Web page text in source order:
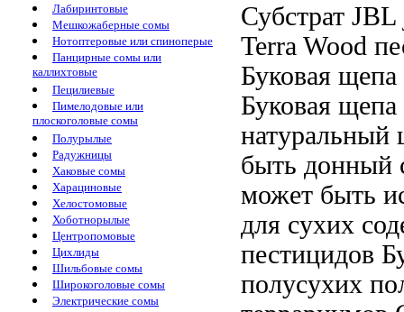
Лабиринтовые
Мешкожаберные сомы
Нотоптеровые или спиноперые
Панцирные сомы или
каллихтовые
Пецилиевые
Пимелодовые или
плоскоголовые сомы
Полурылые
Радужницы
Хаковые сомы
Харациновые
Хелостомовые
Хоботнорылые
Центропомовые
Цихлиды
Шильбовые сомы
Широкоголовые сомы
Электрические сомы
Субстрат JBL
Terra Wood
Буковая щепа
Буковая
натуральный
быть донный
может быть
для сухих
пестицидов
полусухих